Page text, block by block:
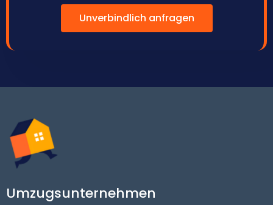
Unverbindlich anfragen
Umzugsunternehmen